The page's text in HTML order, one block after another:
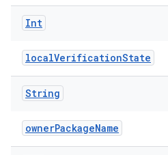
Int
localVerificationState
String
ownerPackageName